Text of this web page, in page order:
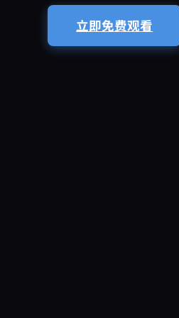
立即免费观看